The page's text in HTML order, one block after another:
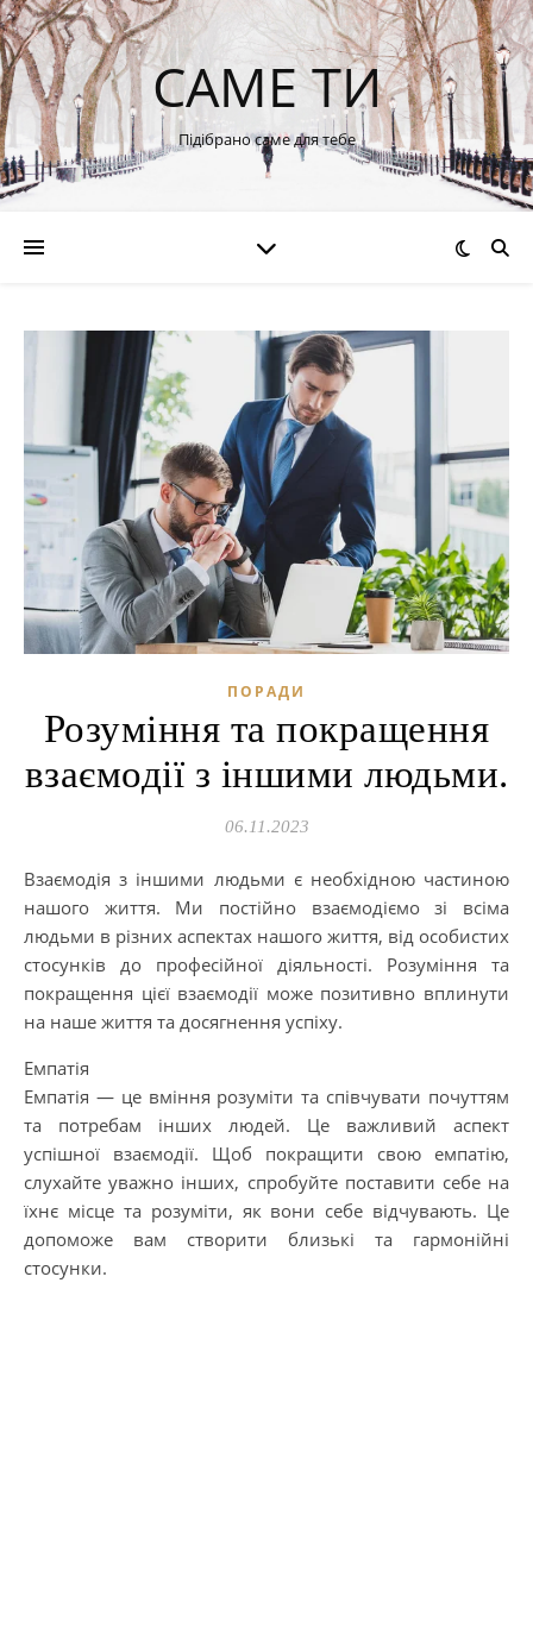
САМЕ ТИ
Підібрано саме для тебе
ПОРАДИ
Розуміння та покращення
взаємодії з іншими людьми.
06.11.2023
Взаємодія з іншими людьми є необхідною частиною
нашого життя. Ми постійно взаємодіємо зі всіма
людьми в різних аспектах нашого життя, від особистих
стосунків до професійної діяльності. Розуміння та
покращення цієї взаємодії може позитивно вплинути
на наше життя та досягнення успіху.
Емпатія
Емпатія — це вміння розуміти та співчувати почуттям
та потребам інших людей. Це важливий аспект
успішної взаємодії. Щоб покращити свою емпатію,
слухайте уважно інших, спробуйте поставити себе на
їхнє місце та розуміти, як вони себе відчувають. Це
допоможе вам створити близькі та гармонійні
стосунки.